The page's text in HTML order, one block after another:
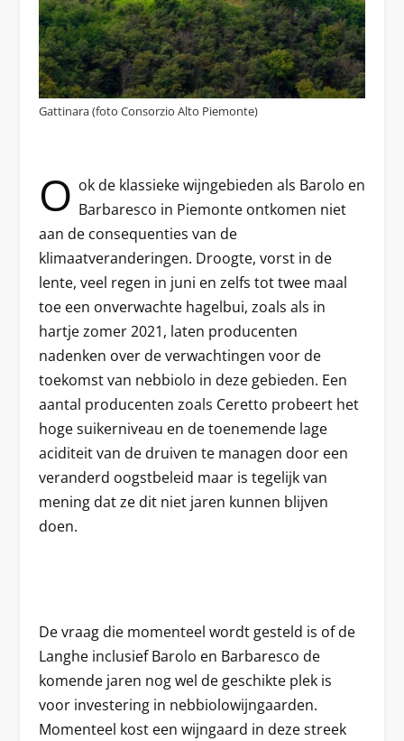
Gattinara (foto Consorzio Alto Piemonte)
O ok de klassieke wijngebieden als Barolo en
Barbaresco in Piemonte ontkomen niet
aan de consequenties van de
klimaatveranderingen. Droogte, vorst in de
lente, veel regen in juni en zelfs tot twee maal
toe een onverwachte hagelbui, zoals als in
hartje zomer 2021, laten producenten
nadenken over de verwachtingen voor de
toekomst van nebbiolo in deze gebieden. Een
aantal producenten zoals Ceretto probeert het
hoge suikerniveau en de toenemende lage
aciditeit van de druiven te managen door een
veranderd oogstbeleid maar is tegelijk van
mening dat ze dit niet jaren kunnen blijven
doen.
De vraag die momenteel wordt gesteld is of de
Langhe inclusief Barolo en Barbaresco de
komende jaren nog wel de geschikte plek is
voor investering in nebbiolowijngaarden.
Momenteel kost een wijngaard in deze streek